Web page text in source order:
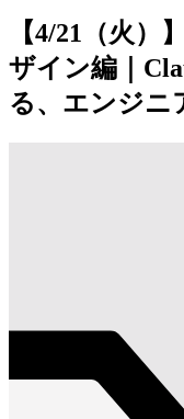
【4/21（火）
ザイン編｜
る、エンジニ